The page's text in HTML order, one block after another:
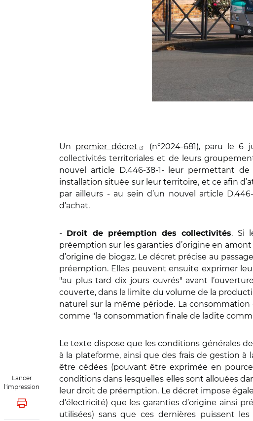
Lancer
l'impression
Lancer l'impression
Un premier décret
(n°2024-681), paru le
collectivités territoriales et de leurs
nouvel article D.446-38-1- leur permettant
installation située sur leur territoire, et ce afin
par ailleurs - au sein d’un nouvel article
d’achat.
- Droit de préemption des collectivités. Si
préemption sur les garanties d’origine en
d’origine de biogaz. Le décret précise au
préemption. Elles peuvent ensuite exprimer
"au plus tard dix jours ouvrés" avant
couverte, dans la limite du volume de la
naturel sur la même période. La
comme "la consommation finale de ladite
Le texte dispose que les conditions générales
à la plateforme, ainsi que des frais de gestion
être cédées (pouvant être exprimée en
conditions dans lesquelles elles sont allouées
leur droit de préemption. Le décret impose
d’électricité) que les garanties d’origine ainsi
utilisées) sans que ces dernières puissent